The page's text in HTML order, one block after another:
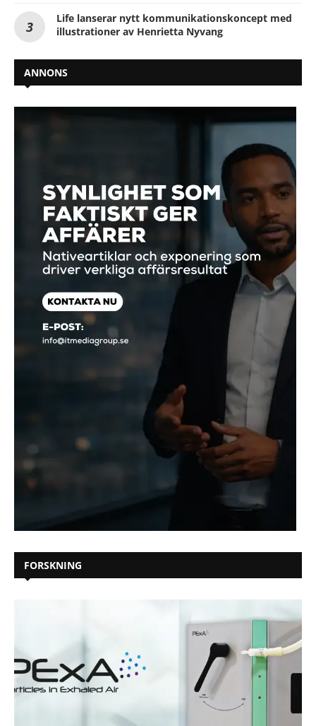
Life lanserar nytt kommunikationskoncept med
illustrationer av Henrietta Nyvang
ANNONS
FORSKNING